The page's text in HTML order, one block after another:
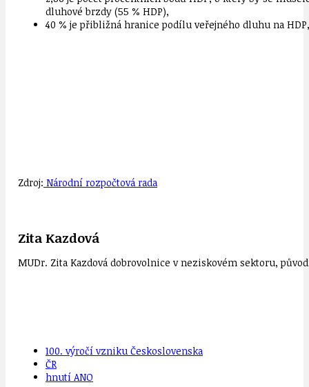
dluhové brzdy (55 % HDP),
40 % je přibližná hranice podílu veřejného dluhu na
Zdroj: Národní rozpočtová rada
Zita Kazdová
MUDr. Zita Kazdová dobrovolnice v neziskovém sektoru,
100. výročí vzniku Československa
ČR
hnutí ANO